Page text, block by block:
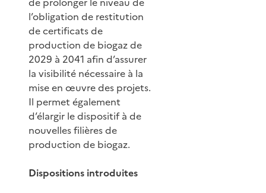
l’obligation de restitution
de certificats de
production de biogaz de
2029 à 2041 afin d’assurer
la visibilité nécessaire à la
mise en œuvre des projets.
Il permet également
d’élargir le dispositif à de
nouvelles filières de
production de biogaz.
Dispositions introduites